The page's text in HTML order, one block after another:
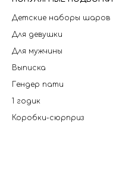
Детские наборы шаров
Для девушки
Для мужчины
Выписка
Гендер пати
1 годик
Коробки-сюрприз